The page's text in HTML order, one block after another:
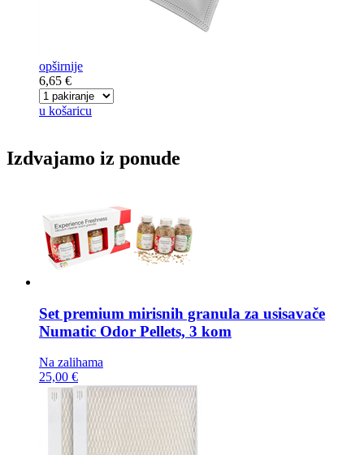
opširnije
6,65 €
u košaricu
Izdvajamo iz ponude
Set premium mirisnih granula za usisavače
Numatic Odor Pellets, 3 kom
Na zalihama
25,00 €